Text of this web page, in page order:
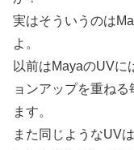
実はそういうのは
よ。
以前はMayaのUVに
ョンアップを重ね
ます。
また同じようなUV